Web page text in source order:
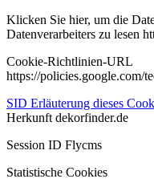
Klicken Sie hier, um die
Datenverarbeiters zu lesen
Cookie-Richtlinien-URL
https://policies.google.com/
SID Erläuterung dieses
Herkunft dekorfinder.de
Session ID Flycms
Statistische Cookies